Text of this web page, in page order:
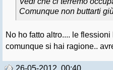
Comunque non buttarti
No ho fatto altro.... le
comunque si hai ragione..
26-05-2012, 00:40